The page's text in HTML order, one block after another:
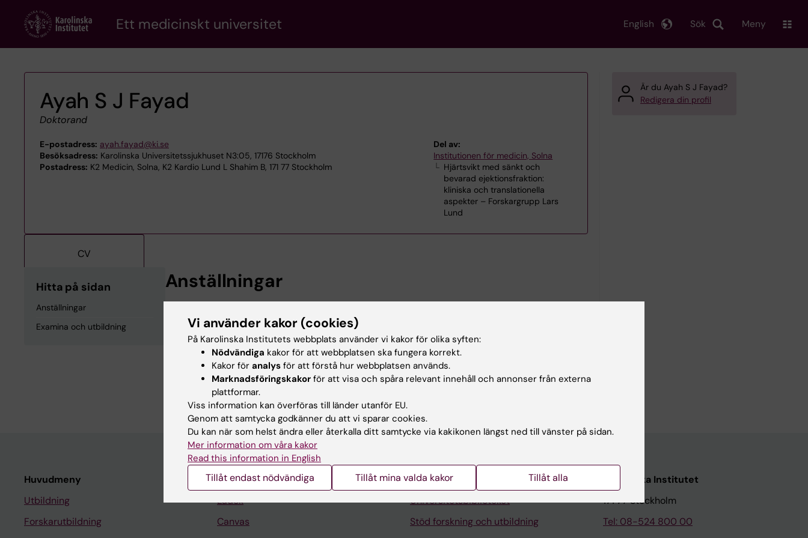
content
Ett medicinskt universitet Sök
English Meny
Ayah S J Fayad
Doktorand
E-postadress: ayah.fayad@ki.se
Besöksadress: Karolinska Universitetssjukhuset N3:05, 17176 Stockholm
Postadress: K2 Medicin, Solna, K2 Kardio Lund L Shahim B, 171 77 Stockholm
Del av:
Institutionen för medicin, Solna
Hjärtsvikt med sänkt och
bevarad ejektionsfraktion:
kliniska och translationella
aspekter – Forskargrupp Lars
Lund
CV
Hitta på sidan
Anställningar
Examina och utbildning
Anställningar
Examina och utbildning
Läkarexamen, Karolinska Institutet, 2026
Är du Ayah S J Fayad?
Redigera din profil
Huvudmeny
Utbildning
Forskarutbildning
Student
Ladok
Canvas
Kontakta och besök KI
Universitetsbiblioteket
Stöd forskning och utbildning
Karolinska Institutet
171 77 Stockholm
Tel: 08-524 800 00
Vi använder kakor (cookies)
På Karolinska Institutets webbplats använder vi kakor för olika syften:
Nödvändiga kakor för att webbplatsen ska fungera korrekt.
Kakor för analys för att förstå hur webbplatsen används.
Marknadsföringskakor för att visa och spåra relevant innehåll och annonser från externa
plattformar.
Viss information kan överföras till länder utanför EU.
Genom att samtycka godkänner du att vi sparar cookies.
Du kan när som helst ändra eller återkalla ditt samtycke via kakikonen längst ned till vänster på sidan.
Mer information om våra kakor
Read this information in English
Tillåt endast nödvändiga Tillåt mina valda kakor Tillåt alla